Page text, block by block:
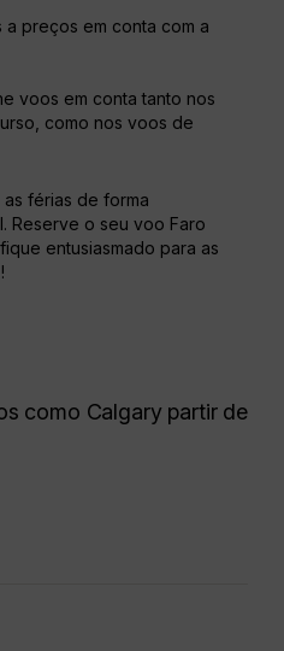
a preços em conta com a
voos em conta tanto nos
como nos voos de
férias de forma
Reserve o seu voo Faro
entusiasmado para as
como Calgary partir de